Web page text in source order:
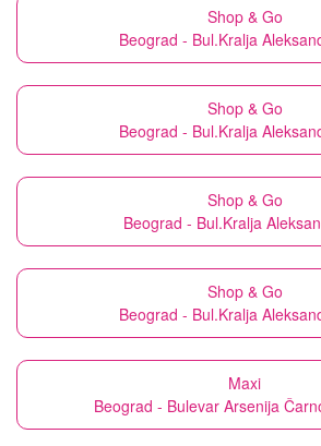
Shop & Go
Beograd - Bul.Kralja
Shop & Go
Beograd - Bul.Kralja
Shop & Go
Beograd - Bul.Kralja
Shop & Go
Beograd - Bul.Kralja
Maxi
Beograd - Bulevar Arsenija